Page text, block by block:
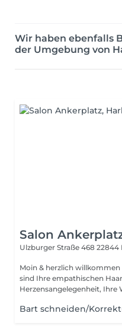
Wir haben ebenfalls
der Umgebung von
Salon
Ulzburger Straße 468 22844
Moin & herzlich willkommen im Familien- &
sind Ihre empathischen
Herzensangelegenheit, Ihre
Bart schneiden/